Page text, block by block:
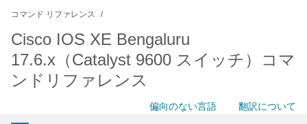
コマンド リファレンス
Cisco IOS XE Bengaluru
17.6.x（Catalyst 9600 スイッチ）コマ
ンドリファレンス
偏向のない言語 翻訳について